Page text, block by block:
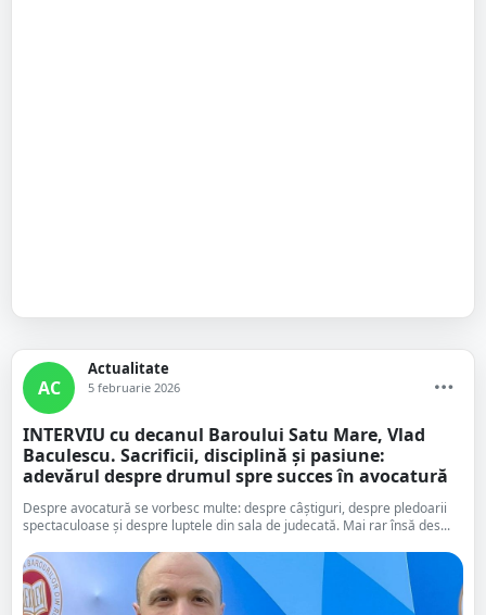
AC
Actualitate
5 februarie 2026
INTERVIU cu decanul Baroului Satu Mare, Vlad
Baculescu. Sacrificii, disciplină și pasiune:
adevărul despre drumul spre succes în avocatură
Despre avocatură se vorbesc multe: despre câștiguri, despre pledoarii
spectaculoase și despre luptele din sala de judecată. Mai rar însă des...